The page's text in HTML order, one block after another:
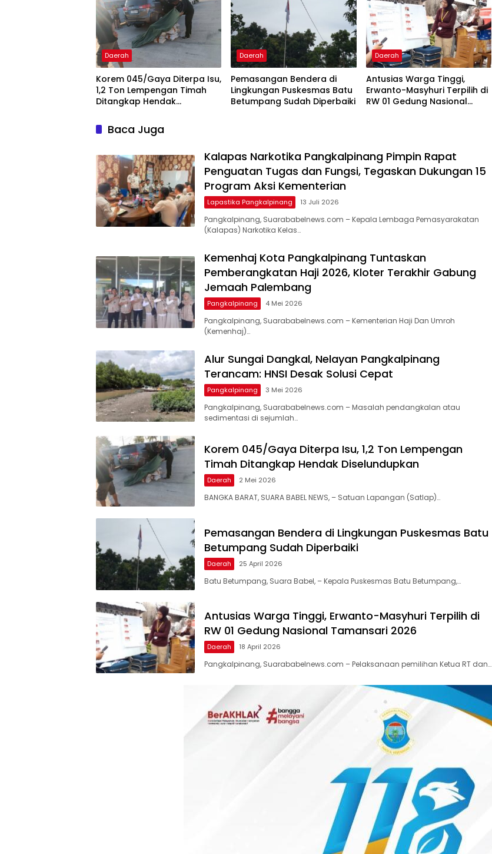
Daerah
Korem 045/Gaya Diterpa Isu,
1,2 Ton Lempengan Timah
Ditangkap Hendak
Daerah
Pemasangan Bendera di
Lingkungan Puskesmas Batu
Betumpang Sudah Diperbaiki
Daerah
Antusias Warga Tinggi,
Erwanto-Masyhuri Terpilih di
RW 01 Gedung Nasional
Baca Juga
Kalapas Narkotika Pangkalpinang Pimpin Rapat
Penguatan Tugas dan Fungsi, Tegaskan Dukungan 15
Program Aksi Kementerian
Lapastika Pangkalpinang 13 Juli 2026
Pangkalpinang, Suarababelnews.com – Kepala Lembaga Pemasyarakatan
(Kalapas) Narkotika Kelas…
Kemenhaj Kota Pangkalpinang Tuntaskan
Pemberangkatan Haji 2026, Kloter Terakhir Gabung
Jemaah Palembang
Pangkalpinang 4 Mei 2026
Pangkalpinang, Suarababelnews.com – Kementerian Haji Dan Umroh
(Kemenhaj)…
Alur Sungai Dangkal, Nelayan Pangkalpinang
Terancam: HNSI Desak Solusi Cepat
Pangkalpinang 3 Mei 2026
Pangkalpinang, Suarababelnews.com – Masalah pendangkalan atau
sedimentasi di sejumlah…
Korem 045/Gaya Diterpa Isu, 1,2 Ton Lempengan
Timah Ditangkap Hendak Diselundupkan
Daerah 2 Mei 2026
BANGKA BARAT, SUARA BABEL NEWS, – Satuan Lapangan (Satlap)…
Pemasangan Bendera di Lingkungan Puskesmas Batu
Betumpang Sudah Diperbaiki
Daerah 25 April 2026
Batu Betumpang, Suara Babel, – Kepala Puskesmas Batu Betumpang,…
Antusias Warga Tinggi, Erwanto-Masyhuri Terpilih di
RW 01 Gedung Nasional Tamansari 2026
Daerah 18 April 2026
Pangkalpinang, Suarababelnews.com – Pelaksanaan pemilihan Ketua RT dan…